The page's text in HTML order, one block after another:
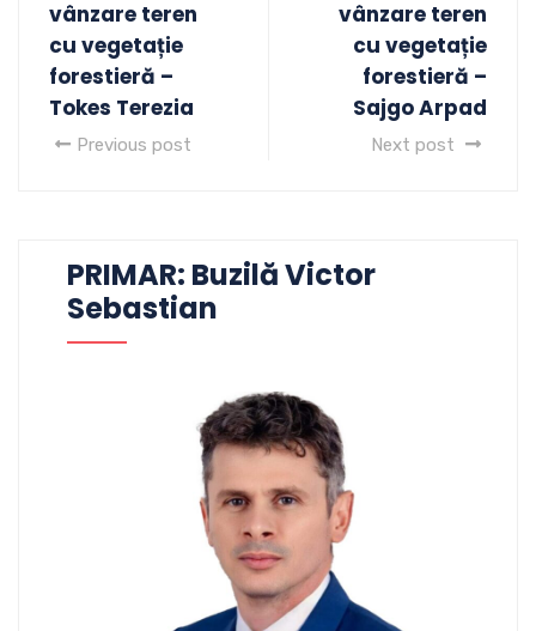
vânzare teren
cu vegetație
forestieră –
Tokes Terezia
Previous post
vânzare teren
cu vegetație
forestieră –
Sajgo Arpad
Next post
PRIMAR: Buzilă Victor
Sebastian